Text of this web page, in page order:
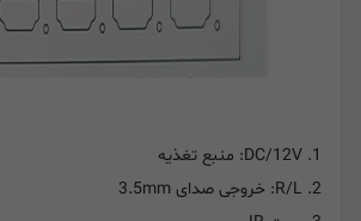
1. DC/12V: منبع تغذیه
2. R/L: خروجی صدای 3.5mm